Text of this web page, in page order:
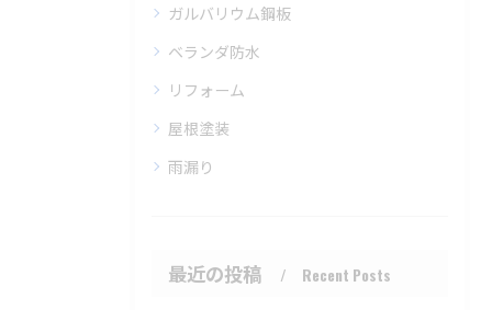
ガルバリウム鋼板
ベランダ防水
リフォーム
屋根塗装
雨漏り
最近の投稿 Recent Posts